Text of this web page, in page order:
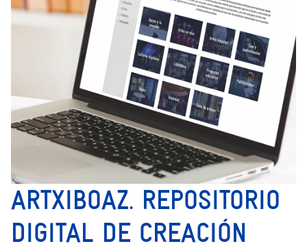
ARTXIBOAZ. REPOSITORIO
DIGITAL DE CREACIÓN